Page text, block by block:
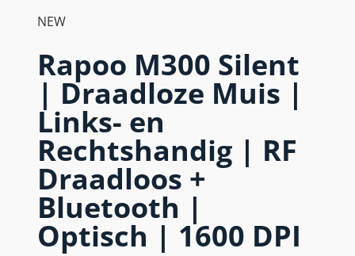
NEW
Rapoo M300 Silent
| Draadloze Muis |
Links- en
Rechtshandig | RF
Draadloos +
Bluetooth |
Optisch | 1600 DPI